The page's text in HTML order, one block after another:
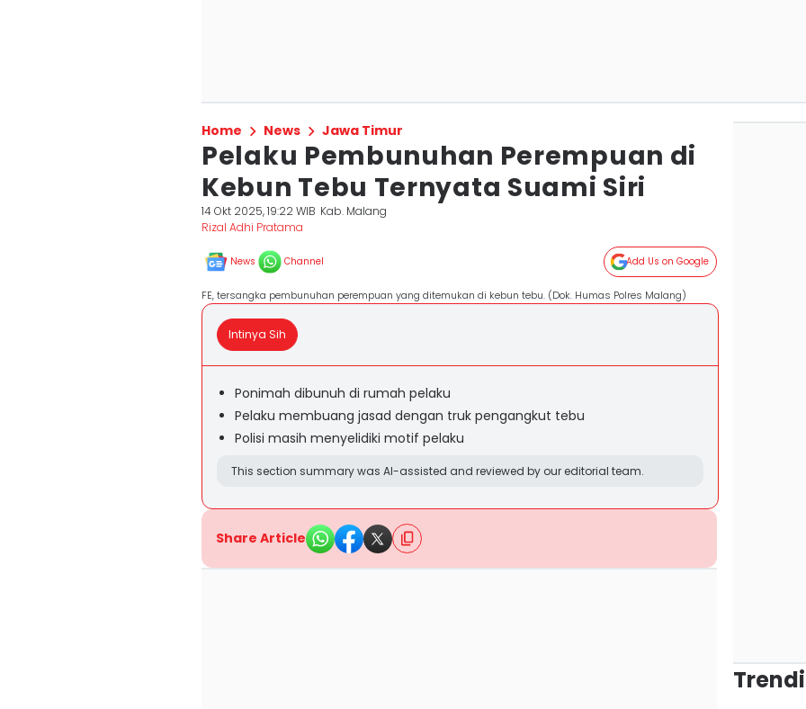
Home News Jawa Timur
Pelaku Pembunuhan Perempuan di
Kebun Tebu Ternyata Suami Siri
14 Okt 2025, 19:22 WIB Kab. Malang
Rizal Adhi Pratama
News Channel Add Us on Google
FE, tersangka pembunuhan perempuan yang ditemukan di kebun tebu. (Dok. Humas Polres Malang)
Intinya Sih
Ponimah dibunuh di rumah pelaku
Pelaku membuang jasad dengan truk pengangkut tebu
Polisi masih menyelidiki motif pelaku
This section summary was AI-assisted and reviewed by our editorial team.
Share Article